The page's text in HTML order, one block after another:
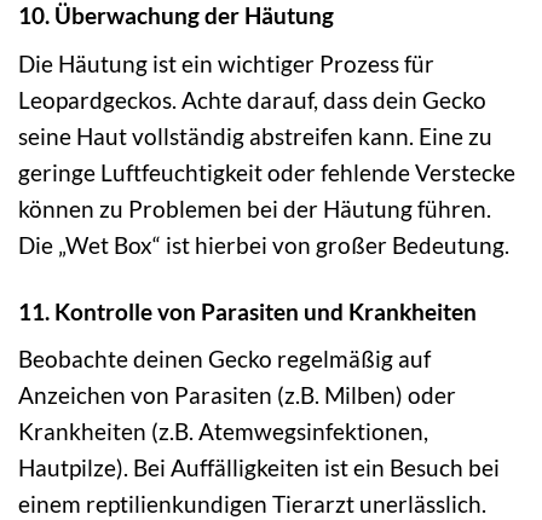
10. Überwachung der Häutung
Die Häutung ist ein wichtiger Prozess für
Leopardgeckos. Achte darauf, dass dein Gecko
seine Haut vollständig abstreifen kann. Eine zu
geringe Luftfeuchtigkeit oder fehlende Verstecke
können zu Problemen bei der Häutung führen.
Die „Wet Box“ ist hierbei von großer Bedeutung.
11. Kontrolle von Parasiten und Krankheiten
Beobachte deinen Gecko regelmäßig auf
Anzeichen von Parasiten (z.B. Milben) oder
Krankheiten (z.B. Atemwegsinfektionen,
Hautpilze). Bei Auffälligkeiten ist ein Besuch bei
einem reptilienkundigen Tierarzt unerlässlich.